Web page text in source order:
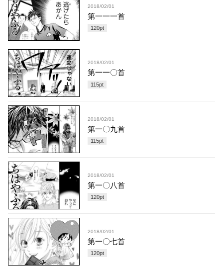
2018/02/01
第一一一首
120pt
2018/02/01
第一一〇首
115pt
2018/02/01
第一〇九首
115pt
2018/02/01
第一〇八首
120pt
2018/02/01
第一〇七首
120pt